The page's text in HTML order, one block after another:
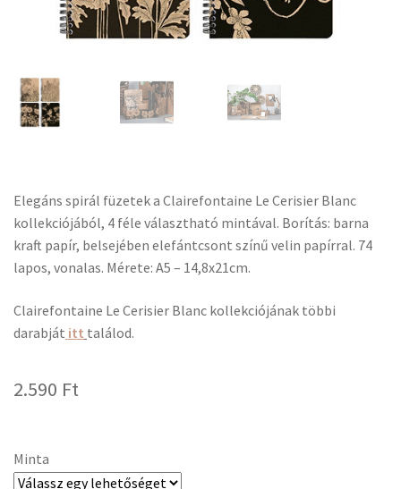
Elegáns spirál füzetek a Clairefontaine Le Cerisier Blanc
kollekciójából, 4 féle választható mintával. Borítás: barna
kraft papír, belsejében elefántcsont színű velin papírral. 74
lapos, vonalas. Mérete: A5 – 14,8x21cm.
Clairefontaine Le Cerisier Blanc kollekciójának többi
darabját itt találod.
2.590 Ft
Minta